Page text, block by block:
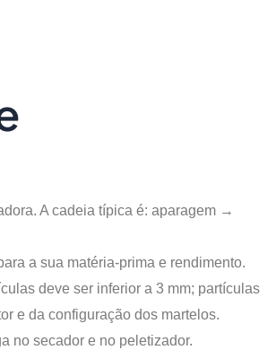
A cadeia típica é: aparagem →
a sua matéria-prima e rendimento.
deve ser inferior a 3 mm; partículas
e da configuração dos martelos.
no secador e no peletizador.